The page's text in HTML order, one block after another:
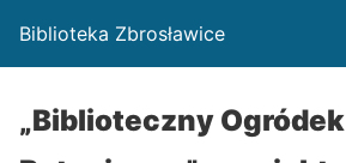
Biblioteka Zbrosławice
„Biblioteczny Ogródek